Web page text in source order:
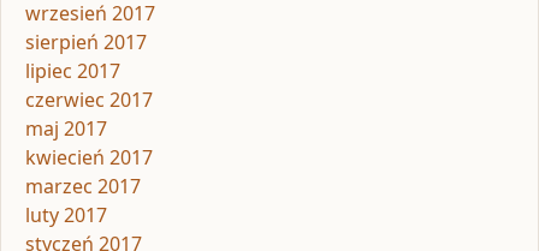
wrzesień 2017
sierpień 2017
lipiec 2017
czerwiec 2017
maj 2017
kwiecień 2017
marzec 2017
luty 2017
styczeń 2017